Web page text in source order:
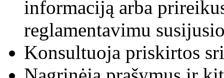
informaciją arba
reglamentavimu
Konsultuoja priskirtos